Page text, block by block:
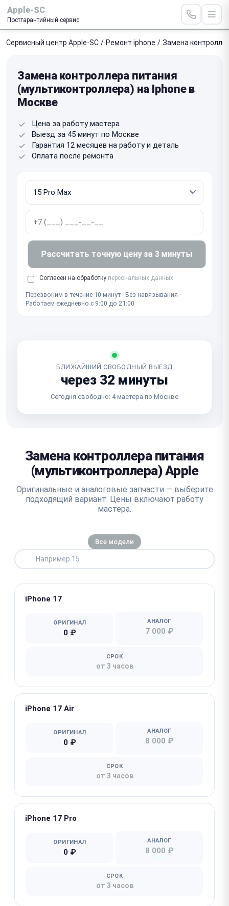
Apple-SC
Постгарантийный сервис
Сервисный центр Apple-SC / Ремонт iphone / Замена
Замена контроллера питания
(мультиконтроллера) на Iphone в
Москве
Цена за работу мастера
Выезд за 45 минут по Москве
Гарантия 12 месяцев на работу и деталь
Оплата после ремонта
Рассчитать точную цену за 3 минуты
Согласен на обработку персональных данных
Перезвоним в течение 10 минут · Без навязывания ·
Работаем ежедневно с 9:00 до 21:00
БЛИЖАЙШИЙ СВОБОДНЫЙ ВЫЕЗД
через 32 минуты
Сегодня свободно: 4 мастера по Москве
Замена контроллера питания
(мультиконтроллера) Apple
Оригинальные и аналоговые запчасти — выберите
подходящий вариант. Цены включают работу
мастера.
Все модели
iPhone 17
ОРИГИНАЛ
0 ₽
АНАЛОГ
7 000 ₽
СРОК
от 3 часов
iPhone 17 Air
ОРИГИНАЛ
0 ₽
АНАЛОГ
8 000 ₽
СРОК
от 3 часов
iPhone 17 Pro
ОРИГИНАЛ
0 ₽
АНАЛОГ
8 000 ₽
СРОК
от 3 часов